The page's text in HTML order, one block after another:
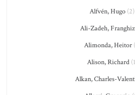
Alfvén, Hugo (2)
Ali-Zadeh, Franghiz
Alimonda, Heitor
Alison, Richard
Alkan, Charles-